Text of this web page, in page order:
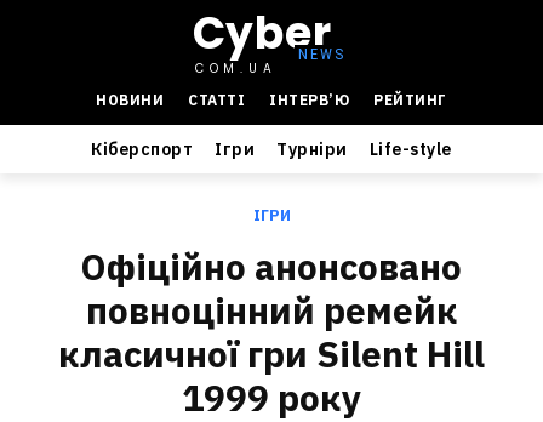
Cyber
COM.UA
НОВИНИ
СТАТТІ ІНТЕРВ’Ю РЕЙТИНГ
Кіберспорт Ігри Турніри Life-style
ІГРИ
Офіційно анонсовано
повноцінний ремейк
класичної гри Silent Hill
1999 року